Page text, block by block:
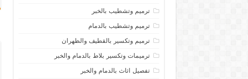
ترميم وتشطيب بالخبر
ترميم وتشطيب بالدمام
ترميم وتكسير بالقطيف والظهران
ترميمات وتكسير بلاط بالدمام والخبر
تفصيل اثاث بالدمام والخبر